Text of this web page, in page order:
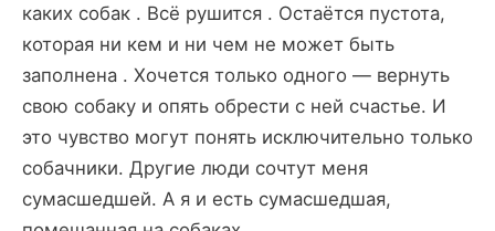
каких собак . Всё рушится . Остаётся пустота,
которая ни кем и ни чем не может быть
заполнена . Хочется только одного — вернуть
свою собаку и опять обрести с ней счастье. И
это чувство могут понять исключительно только
собачники. Другие люди сочтут меня
сумасшедшей. А я и есть сумасшедшая,